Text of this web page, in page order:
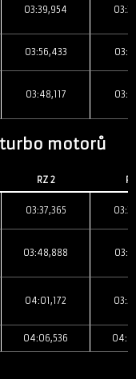
03:39,954
03:56,433
03:48,117
motorů
RZ 2
03:37,365
03:48,888
04:01,172
04:06,536